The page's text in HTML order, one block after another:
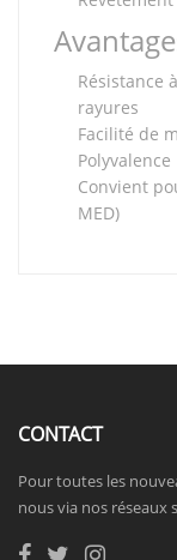
Résistance
rayures
Facilité de
Polyvalence
Convient
MED)
CONTACT
Pour toutes les
nous via nos réseaux